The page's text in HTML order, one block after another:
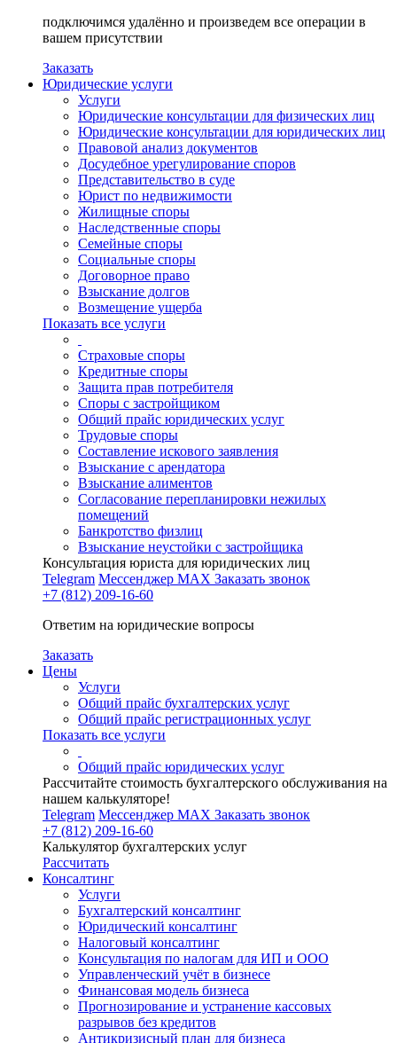
подключимся удалённо и произведем все операции в
вашем присутствии
Заказать
Юридические услуги
Услуги
Юридические консультации для физических лиц
Юридические консультации для юридических лиц
Правовой анализ документов
Досудебное урегулирование споров
Представительство в суде
Юрист по недвижимости
Жилищные споры
Наследственные споры
Семейные споры
Социальные споры
Договорное право
Взыскание долгов
Возмещение ущерба
Показать все услуги
Страховые споры
Кредитные споры
Защита прав потребителя
Споры с застройщиком
Общий прайс юридических услуг
Трудовые споры
Составление искового заявления
Взыскание с арендатора
Взыскание алиментов
Cогласование перепланировки нежилых
помещений
Банкротство физлиц
Взыскание неустойки с застройщика
Консультация юриста для юридических лиц
Telegram Мессенджер MAX Заказать звонок
+7 (812) 209-16-60
Ответим на юридические вопросы
Заказать
Цены
Услуги
Общий прайс бухгалтерских услуг
Общий прайс регистрационных услуг
Показать все услуги
Общий прайс юридических услуг
Рассчитайте стоимость бухгалтерского обслуживания на
нашем калькуляторе!
Telegram Мессенджер MAX Заказать звонок
+7 (812) 209-16-60
Калькулятор бухгалтерских услуг
Рассчитать
Консалтинг
Услуги
Бухгалтерский консалтинг
Юридический консалтинг
Налоговый консалтинг
Консультация по налогам для ИП и ООО
Управленческий учёт в бизнесе
Финансовая модель бизнеса
Прогнозирование и устранение кассовых
разрывов без кредитов
Антикризисный план для бизнеса